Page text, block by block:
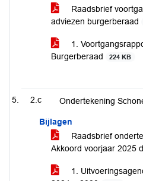
Raadsbrief
adviezen burgerberaad
1.
Burgerberaad
224 KB
2.c Ondertekening
Bijlagen
Raadsbrief
Akkoord voorjaar 2025
1.